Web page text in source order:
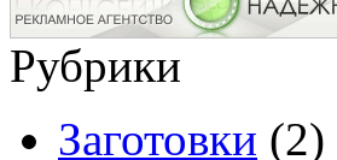
Рубрики
Заготовки (2)